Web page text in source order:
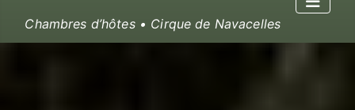
Chambres d’hôtes • Cirque de Navacelles